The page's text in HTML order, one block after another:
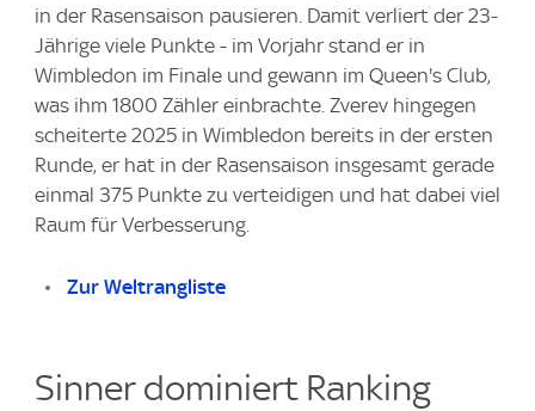
in der Rasensaison pausieren. Damit verliert der 23-
Jährige viele Punkte - im Vorjahr stand er in
Wimbledon im Finale und gewann im Queen's Club,
was ihm 1800 Zähler einbrachte. Zverev hingegen
scheiterte 2025 in Wimbledon bereits in der ersten
Runde, er hat in der Rasensaison insgesamt gerade
einmal 375 Punkte zu verteidigen und hat dabei viel
Raum für Verbesserung.
Zur Weltrangliste
Sinner dominiert Ranking